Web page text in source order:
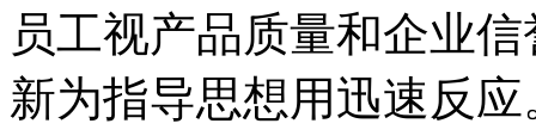
员工视产品质量和企业
新为指导思想用迅速反